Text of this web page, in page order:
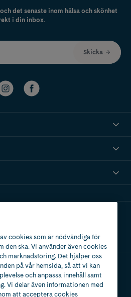
det senaste inom hälsa och skönhet
i din inbox.
Skicka
cookies som är nödvändiga för
den ska. Vi använder även cookies
marknadsföring. Det hjälper oss
på vår hemsida, så att vi kan
och anpassa innehåll samt
Vi delar även informationen med
att acceptera cookies